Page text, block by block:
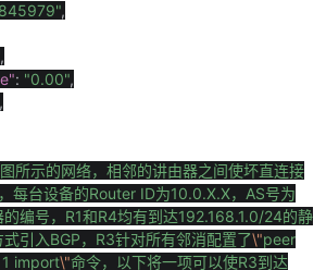
,
,
: "0.00",
,
所示的网络，相邻的讲由器之间使坏直连接
每台设备的Router ID为10.0.X.X， AS号为
编号， R1和R4均有到达192.168.1.0/24的静
式引入BGP， R3针对所有邻消配置了\"peer
import\"命令，以下将一项可以使R3到达